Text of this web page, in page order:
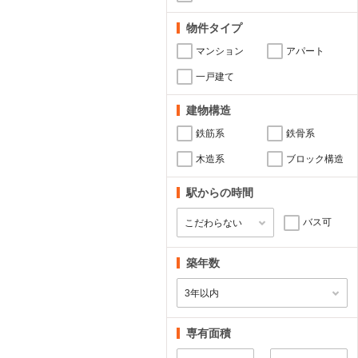
物件タイプ
マンション アパート
一戸建て
建物構造
鉄筋系 鉄骨系
木造系 ブロック構造
駅からの時間
バス可
築年数
専有面積